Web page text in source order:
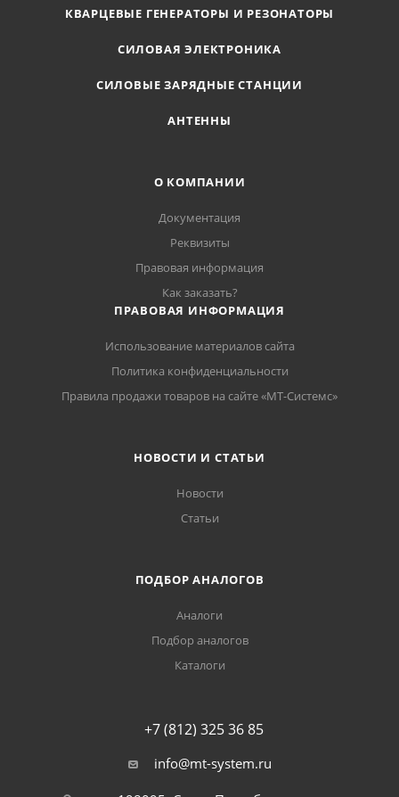
КВАРЦЕВЫЕ ГЕНЕРАТОРЫ И РЕЗОНАТОРЫ
СИЛОВАЯ ЭЛЕКТРОНИКА
СИЛОВЫЕ ЗАРЯДНЫЕ СТАНЦИИ
АНТЕННЫ
О КОМПАНИИ
Документация
Реквизиты
Правовая информация
Как заказать?
ПРАВОВАЯ ИНФОРМАЦИЯ
Использование материалов сайта
Политика конфиденциальности
Правила продажи товаров на сайте «МТ-Системс»
НОВОСТИ И СТАТЬИ
Новости
Статьи
ПОДБОР АНАЛОГОВ
Аналоги
Подбор аналогов
Каталоги
+7 (812) 325 36 85
info@mt-system.ru